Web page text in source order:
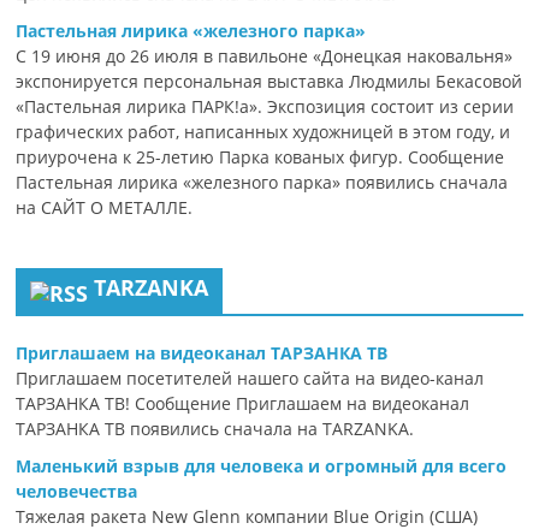
Пастельная лирика «железного парка»
С 19 июня до 26 июля в павильоне «Донецкая наковальня»
экспонируется персональная выставка Людмилы Бекасовой
«Пастельная лирика ПАРК!а». Экспозиция состоит из серии
графических работ, написанных художницей в этом году, и
приурочена к 25-летию Парка кованых фигур. Сообщение
Пастельная лирика «железного парка» появились сначала
на САЙТ О МЕТАЛЛЕ.
TARZANKA
Приглашаем на видеоканал ТАРЗАНКА ТВ
Приглашаем посетителей нашего сайта на видео-канал
ТАРЗАНКА ТВ! Сообщение Приглашаем на видеоканал
ТАРЗАНКА ТВ появились сначала на TARZANKA.
Маленький взрыв для человека и огромный для всего
человечества
Тяжелая ракета New Glenn компании Blue Origin (США)